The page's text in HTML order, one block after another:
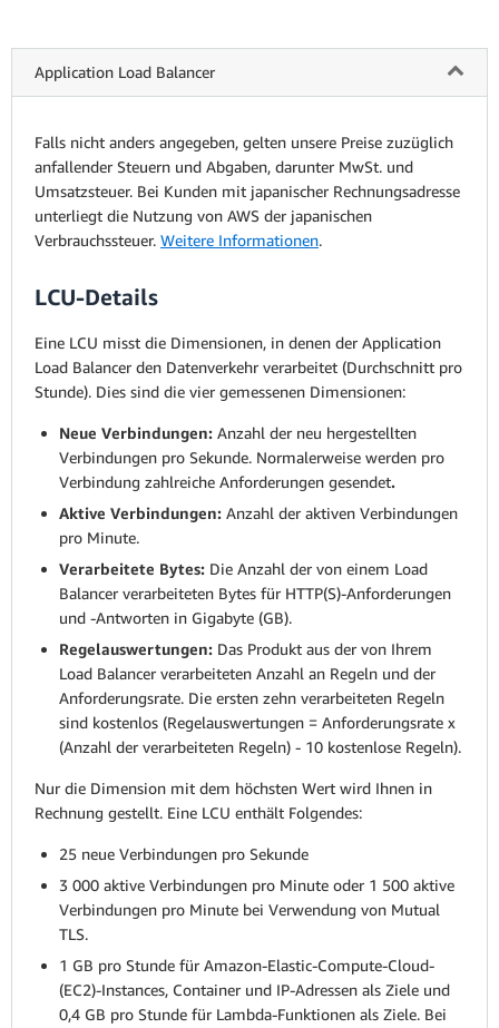
Application Load Balancer
Falls nicht anders angegeben, gelten unsere Preise zuzüglich
anfallender Steuern und Abgaben, darunter MwSt. und
Umsatzsteuer. Bei Kunden mit japanischer Rechnungsadresse
unterliegt die Nutzung von AWS der japanischen
Verbrauchssteuer. Weitere Informationen.
LCU-Details
Eine LCU misst die Dimensionen, in denen der Application
Load Balancer den Datenverkehr verarbeitet (Durchschnitt pro
Stunde). Dies sind die vier gemessenen Dimensionen:
Neue Verbindungen: Anzahl der neu hergestellten
Verbindungen pro Sekunde. Normalerweise werden pro
Verbindung zahlreiche Anforderungen gesendet.
Aktive Verbindungen: Anzahl der aktiven Verbindungen
pro Minute.
Verarbeitete Bytes: Die Anzahl der von einem Load
Balancer verarbeiteten Bytes für HTTP(S)-Anforderungen
und -Antworten in Gigabyte (GB).
Regelauswertungen: Das Produkt aus der von Ihrem
Load Balancer verarbeiteten Anzahl an Regeln und der
Anforderungsrate. Die ersten zehn verarbeiteten Regeln
sind kostenlos (Regelauswertungen = Anforderungsrate x
(Anzahl der verarbeiteten Regeln) - 10 kostenlose Regeln).
Nur die Dimension mit dem höchsten Wert wird Ihnen in
Rechnung gestellt. Eine LCU enthält Folgendes:
25 neue Verbindungen pro Sekunde
3 000 aktive Verbindungen pro Minute oder 1 500 aktive
Verbindungen pro Minute bei Verwendung von Mutual
TLS.
1 GB pro Stunde für Amazon-Elastic-Compute-Cloud-
(EC2)-Instances, Container und IP-Adressen als Ziele und
0,4 GB pro Stunde für Lambda-Funktionen als Ziele. Bei